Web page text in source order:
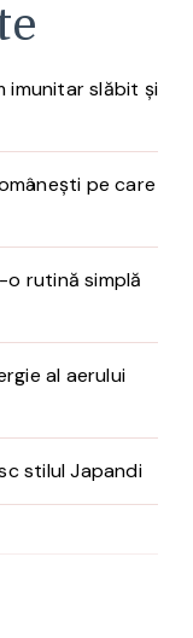
imunitar slăbit și
pe care
o rutină simplă
al aerului
stilul Japandi